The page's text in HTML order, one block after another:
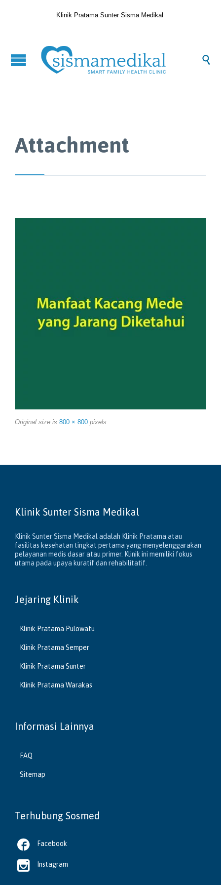
Klinik Pratama Sunter Sisma Medikal

Attachment
Original size is 800 × 800 pixels
Klinik Sunter Sisma Medikal
Klinik Sunter Sisma Medikal adalah Klinik Pratama atau
fasilitas kesehatan tingkat pertama yang menyelenggarakan
pelayanan medis dasar atau primer. Klinik ini memiliki fokus
utama pada upaya kuratif dan rehabilitatif.
Jejaring Klinik
Klinik Pratama Pulowatu
Klinik Pratama Semper
Klinik Pratama Sunter
Klinik Pratama Warakas
Informasi Lainnya
FAQ
Sitemap
Terhubung Sosmed
 Facebook
 Instagram